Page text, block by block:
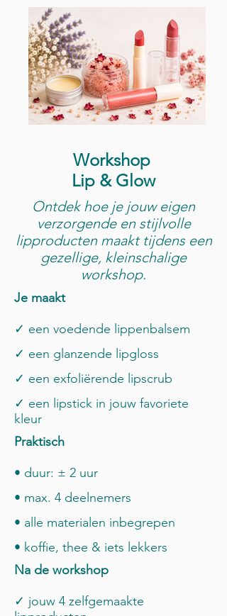
Workshop
Lip & Glow
Ontdek hoe je jouw eigen
verzorgende en stijlvolle
lipproducten maakt tijdens een
gezellige, kleinschalige
workshop.
Je maakt
✓ een voedende lippenbalsem
✓ een glanzende lipgloss
✓ een exfoliërende lipscrub
✓ een lipstick in jouw favoriete
kleur
Praktisch
• duur: ± 2 uur
• max. 4 deelnemers
• alle materialen inbegrepen
• koffie, thee & iets lekkers
Na de workshop
✓ jouw 4 zelfgemaakte